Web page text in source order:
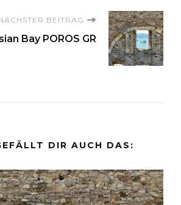
BEITRAG
Bay POROS GR
DIR AUCH DAS: